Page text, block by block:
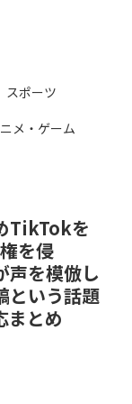
スポーツ
メ・ゲーム
TikTokを
を侵
を模倣し
という話題
まとめ